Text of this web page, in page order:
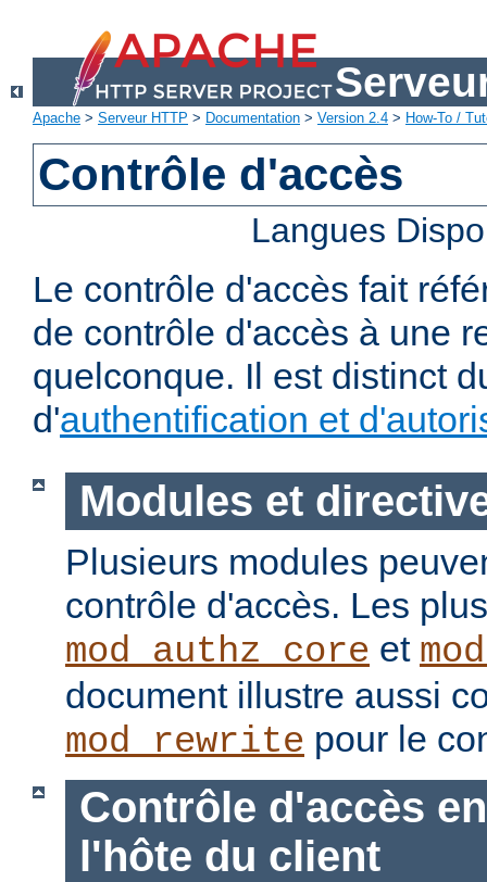
Apache > Serveur HTTP > Documentation > Version 2.4 > How-To /
Contrôle d'accès
Langues
Le contrôle d'accès fait
de contrôle d'accès à une
quelconque. Il est distinct
d'authentification et
Modules et
Plusieurs modules
contrôle d'accès. Les
mod_authz_core et
document illustre aussi
mod_rewrite pour le
Contrôle d'accès
l'hôte du client